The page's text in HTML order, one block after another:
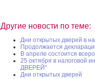
Другие новости по теме:
Дни открытых дверей в
Продолжается
В апреле состоится
25 октября в налоговой
ДВЕРЕЙ"
Дни открытых дверей